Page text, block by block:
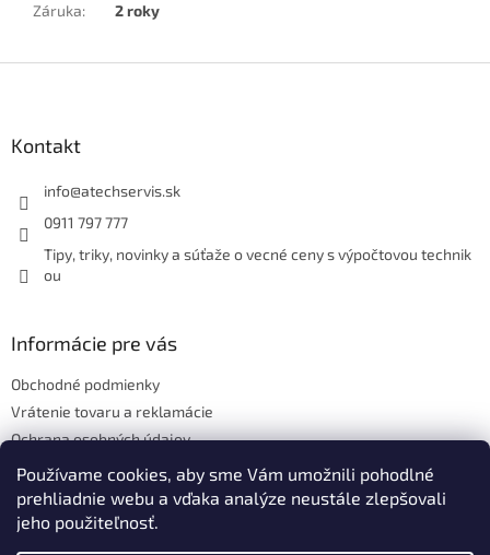
Používame cookies, aby sme Vám umožnili pohodlné
prehliadnie webu a vďaka analýze neustále zlepšovali
jeho použiteľnosť.
Záruka: 2 roky
Kontakt
info@atechservis.sk
0911 797 777
Tipy, triky, novinky a súťaže o vecné ceny s výpočtovou technik
ou
Informácie pre vás
Obchodné podmienky
Vrátenie tovaru a reklamácie
Ochrana osobných údajov
Hodnotenie obchodu